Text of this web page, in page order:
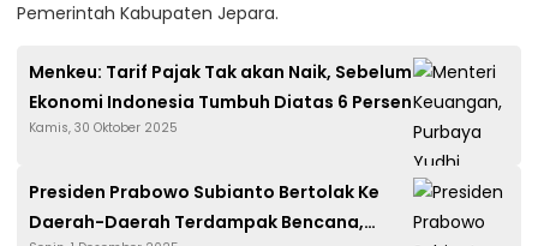
Pemerintah Kabupaten Jepara.
Menkeu: Tarif Pajak Tak akan Naik, Sebelum
Ekonomi Indonesia Tumbuh Diatas 6 Persen
Kamis, 30 Oktober 2025
Presiden Prabowo Subianto Bertolak Ke
Daerah-Daerah Terdampak Bencana,